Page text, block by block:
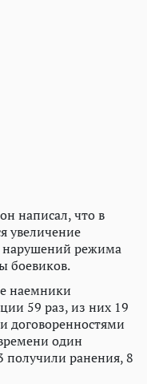
написал, что в
увеличение
нарушений режима
боевиков.
наемники
59 раз, из них 19
договоренностями
один
ранения, 8